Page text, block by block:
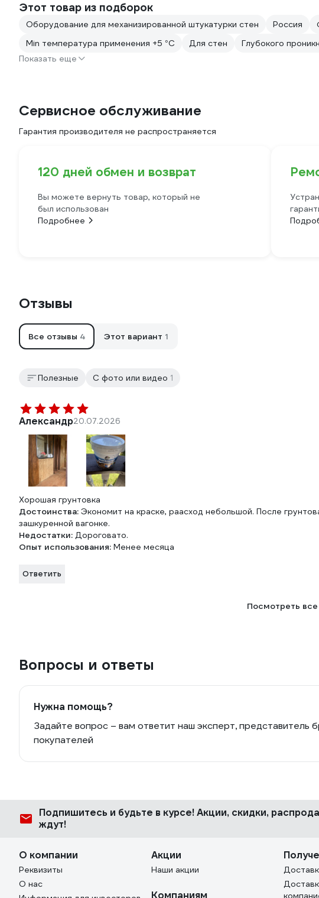
Этот товар из подборок
Оборудование для механизированной штукатурки стен Россия
Min температура применения +5 °С
Для стен Глубокого
Показать еще
Сервисное обслуживание
Гарантия производителя не распространяется
120 дней обмен и возврат
Вы можете вернуть товар, который не
был использован
Подробнее
Отзывы
Все отзывы 4 Этот вариант 1
Полезные С фото или видео 1
Александр20.07.2026
Хорошая грунтовка
Достоинства: Экономит на краске, раасход небольшой. После
зашкуренной вагонке.
Недостатки: Дороговато.
Опыт использования: Менее месяца
Ответить
Посмотреть
Вопросы и ответы
Нужна помощь?
Задайте вопрос – вам ответит наш эксперт, представитель
покупателей
Подпишитесь и будьте в курсе! Акции, скидки,
ждут!
О компании
Реквизиты
О нас
Акции
Наши акции